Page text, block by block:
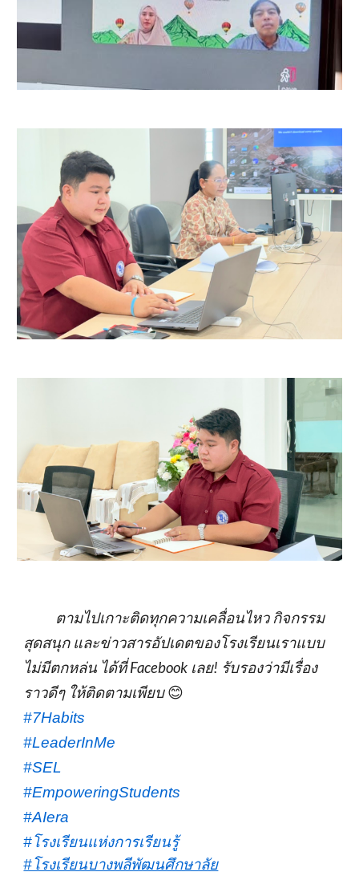
ตามไปเกาะติดทุกความเคลื่อนไหว กิจกรรม
สุดสนุก และข่าวสารอัปเดตของโรงเรียนเราแบบ
ไม่มีตกหล่น ได้ที่ Facebook เลย! รับรองว่ามีเรื่อง
ราวดีๆ ให้ติดตามเพียบ😊
#7Habits
#LeaderInMe
#SEL
#EmpoweringStudents
#AIera
#โรงเรียนแห่งการเรียนรู้
#โรงเรียนบางพลีพัฒนศึกษาลัย